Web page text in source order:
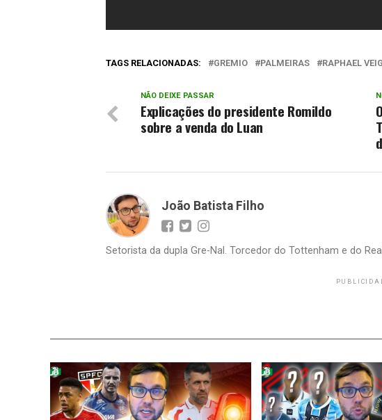
TAGS RELACIONADAS: GREMIO PALMEIRAS RAPHAEL
NÃO DEIXE PASSAR
Explicações do presidente Romildo
sobre a venda do Luan
João Batista Filho
Setorista da dupla Gre-Nal. Torcedor do Tottenham e do